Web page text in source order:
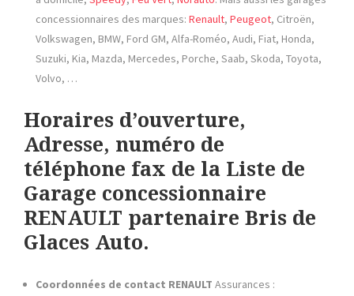
concessionnaires des marques: Renault, Peugeot, Citroën,
Volkswagen, BMW, Ford GM, Alfa-Roméo, Audi, Fiat, Honda,
Suzuki, Kia, Mazda, Mercedes, Porche, Saab, Skoda, Toyota,
Volvo, …
Horaires d’ouverture,
Adresse, numéro de
téléphone fax de la Liste de
Garage concessionnaire
RENAULT partenaire Bris de
Glaces Auto.
Coordonnées de contact RENAULT Assurances :